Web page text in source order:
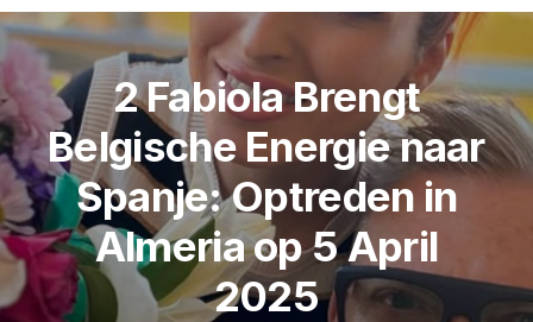
2 Fabiola Brengt
Belgische Energie naar
Spanje: Optreden in
Almeria op 5 April
2025